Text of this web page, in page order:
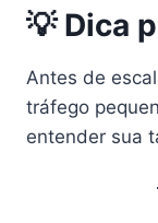
💡 Dica
Antes de
tráfego
entender sua